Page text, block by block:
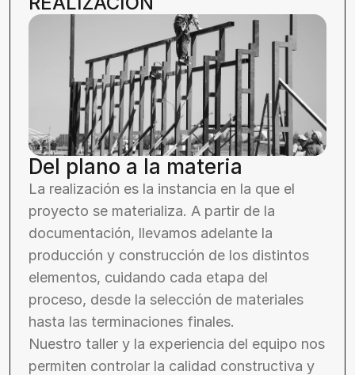
Del plano a la materia
La realización es la instancia en la que el
proyecto se materializa. A partir de la
documentación, llevamos adelante la
producción y construcción de los distintos
elementos, cuidando cada etapa del
proceso, desde la selección de materiales
hasta las terminaciones finales.
Nuestro taller y la experiencia del equipo nos
permiten controlar la calidad constructiva y